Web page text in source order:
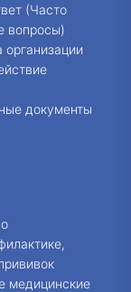
(Часто
вопросы)
организации
документы
медицинские